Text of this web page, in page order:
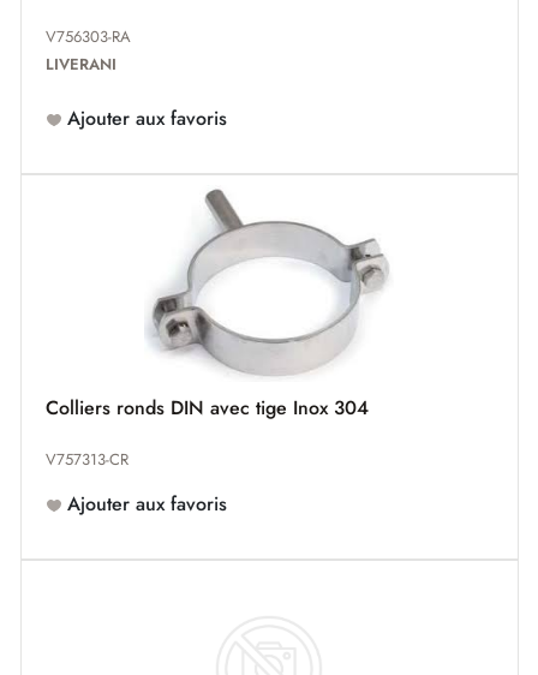
V756303-RA
LIVERANI
Ajouter aux favoris
Colliers ronds DIN avec tige Inox 304
V757313-CR
Ajouter aux favoris